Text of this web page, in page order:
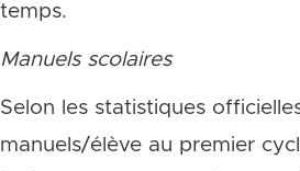
temps.
Manuels scolaires
Selon les statistiques
manuels/élève au premier